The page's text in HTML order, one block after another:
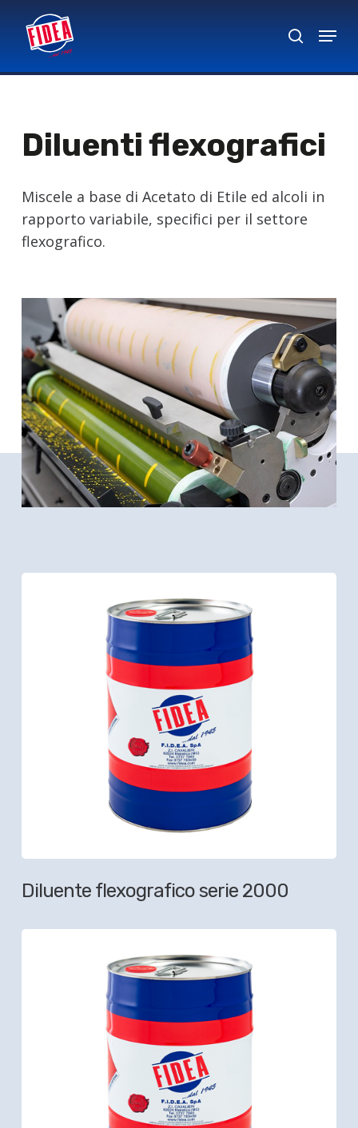
main
content
search
Menu
Diluenti flexografici
Miscele a base di Acetato di Etile ed alcoli in
rapporto variabile, specifici per il settore
flexografico.
Diluente flexografico serie 2000
Menu